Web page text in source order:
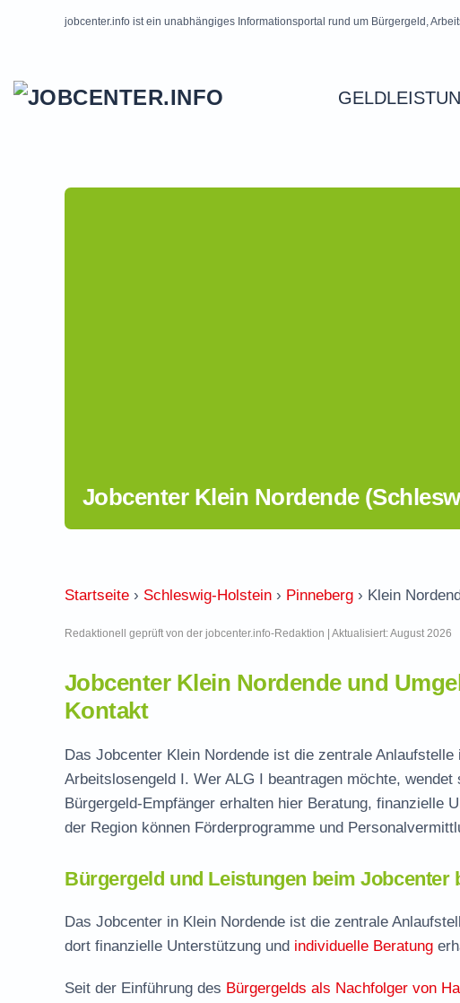
jobcenter.info ist ein unabhängiges Informationsportal rund um Bürgergeld,
Jobcenter Klein Nordende
Startseite › Schleswig-Holstein › Pinneberg › Klein
Redaktionell geprüft von der jobcenter.info-Redaktion | Aktualisiert: August 2026
Jobcenter Klein Nordende und
Kontakt
Das Jobcenter Klein Nordende ist die zentrale Anlaufstelle
Arbeitslosengeld I. Wer ALG I beantragen möchte,
Bürgergeld-Empfänger erhalten hier Beratung, finanzielle
der Region können Förderprogramme und
Bürgergeld und Leistungen beim Jobcenter
Das Jobcenter in Klein Nordende ist die zentrale
dort finanzielle Unterstützung und individuelle Beratung
Seit der Einführung des Bürgergelds als Nachfolger von